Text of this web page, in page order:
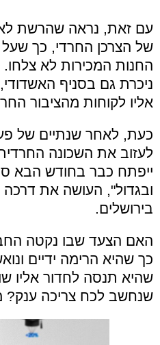
עם זאת, נראה שהרשת לא
של הצרכן החרדי, כך
החנות המכירות לא
ניכרת גם בסניף
אליו לקוחות מהציבור
כעת, לאחר שנתיים של
לעזוב את השכונה
ייפתח כבר בחודש הבא
ובגדול", העושה את
בירושלים.
האם הצעד שבו נקטה
כך שהיא הרימה ידיים
שהיא תנסה לחדור אליו
שנחשב לכח צריכה ענק?